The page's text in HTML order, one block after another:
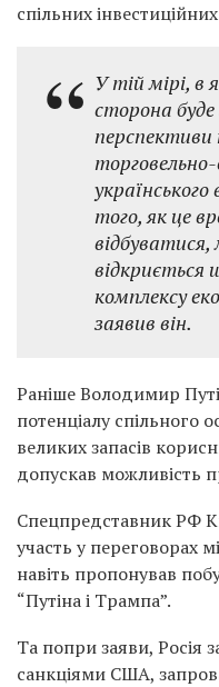
спільних
У тій мірі, в
сторона
перспективи
торговельно-
того, як це
відкриється
комплексу
заявив він.
Раніше Володимир
потенціалу спільного
великих запасів
допускав можливість
Спецпредставник РФ
участь у переговорах
навіть пропонував
“Путіна і Трампа”.
Та попри заяви, Росія
санкціями США,